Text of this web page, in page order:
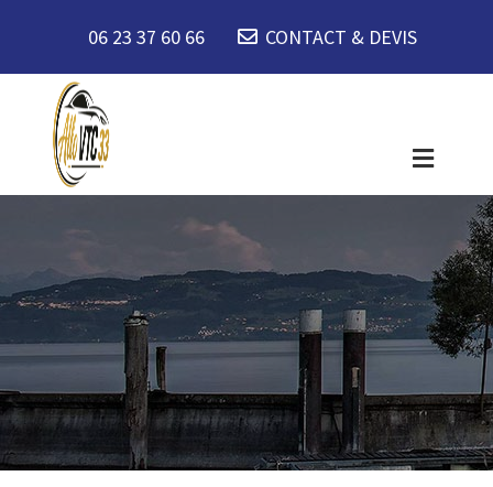
06 23 37 60 66 CONTACT & DEVIS